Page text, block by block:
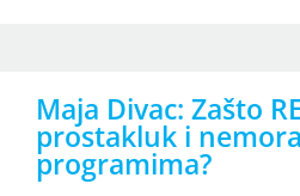
Maja Divac: Zašto
prostakluk i
programima?